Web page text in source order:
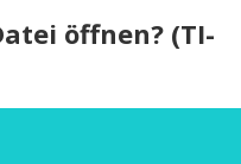
öffnen? (TI-